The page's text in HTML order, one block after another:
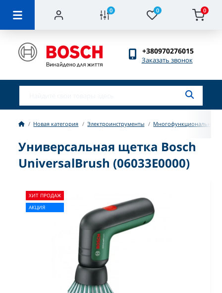
0 0 0
+380970276015
Заказать звонок
Новая категория Электроинструменты Многофункциональный
Универсальная щетка Bosch
UniversalBrush (06033E0000)
ХИТ ПРОДАЖ
АКЦИЯ